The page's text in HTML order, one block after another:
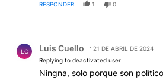
RESPONDER 1 0
LC Luis Cuello
21 DE ABRIL DE 2024
Replying to deactivated user
Ningna, solo porque son